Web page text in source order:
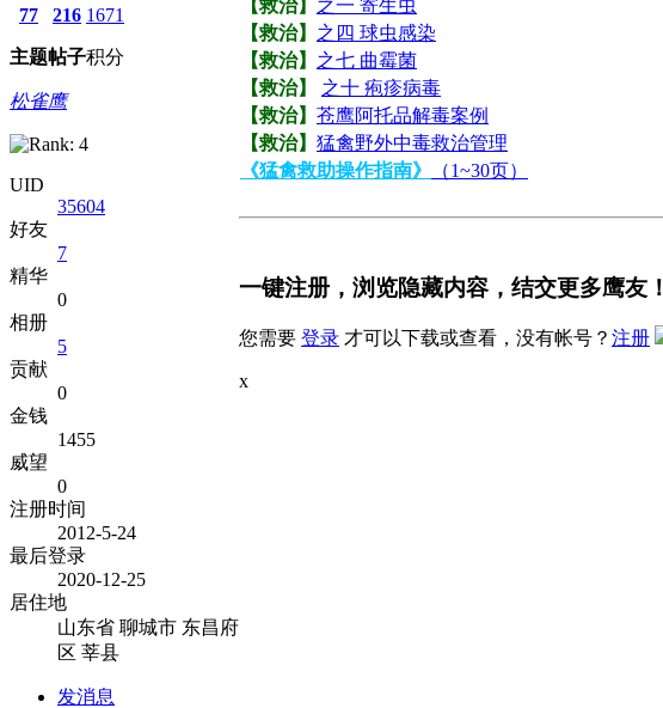
77
主题
216
帖子
1671
积分
松雀鹰
UID
35604
好友
7
精华
0
相册
5
贡献
0
金钱
1455
威望
0
注册时间
2012-5-24
最后登录
2020-12-25
居住地
山东省 聊城市 东昌府
区 莘县
发消息
【救治】 之一 寄生虫
【救治】 之四 球虫感染
【救治】 之七 曲霉菌
【救治】 之十 疱疹病毒
【救治】 苍鹰阿托品解毒案例
【救治】 猛禽野外中毒救治管理
《猛禽救助操作指南》
（1~30页）
一键注册，浏览隐藏内容，结交更多鹰友！
您需要 登录 才可以下载或查看，没有帐号？ 注册
x